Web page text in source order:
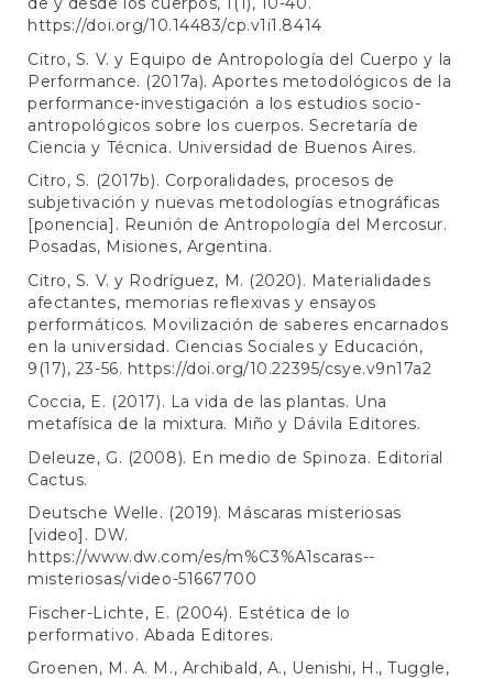
https://doi.org/10.14483/cp.v1i1.8414
Citro, S. V. y Equipo de Antropología del Cuerpo y la
Performance. (2017a). Aportes metodológicos de la
performance-investigación a los estudios socio-
antropológicos sobre los cuerpos. Secretaría de
Ciencia y Técnica. Universidad de Buenos Aires.
Citro, S. (2017b). Corporalidades, procesos de
subjetivación y nuevas metodologías etnográficas
[ponencia]. Reunión de Antropología del Mercosur.
Posadas, Misiones, Argentina.
Citro, S. V. y Rodríguez, M. (2020). Materialidades
afectantes, memorias reflexivas y ensayos
performáticos. Movilización de saberes encarnados
en la universidad. Ciencias Sociales y Educación,
9(17), 23-56. https://doi.org/10.22395/csye.v9n17a2
Coccia, E. (2017). La vida de las plantas. Una
metafísica de la mixtura. Miño y Dávila Editores.
Deleuze, G. (2008). En medio de Spinoza. Editorial
Cactus.
Deutsche Welle. (2019). Máscaras misteriosas
[video]. DW.
https://www.dw.com/es/m%C3%A1scaras--
misteriosas/video-51667700
Fischer-Lichte, E. (2004). Estética de lo
performativo. Abada Editores.
Groenen, M. A. M., Archibald, A., Uenishi, H., Tuggle,